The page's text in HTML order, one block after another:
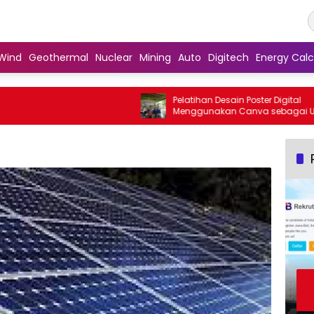
Geothermal Nuclear Mining Auto Digitech Energy
Pelatihan Desain Poster Digital
Menggunakan Canva sebagai Upaya
Penguatan Komunikasi Visual pada